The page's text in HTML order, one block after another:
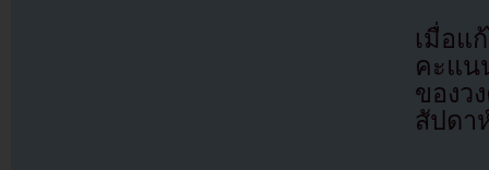
เมื่อ
คะแ
ของว
สัปดา